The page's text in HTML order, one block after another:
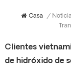
Casa /
Clientes
de hidróxido de